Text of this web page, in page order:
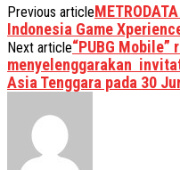
Previous article
Indonesia Game
Next article“PUBG
menyelenggarakan
Asia Tenggara pada 30